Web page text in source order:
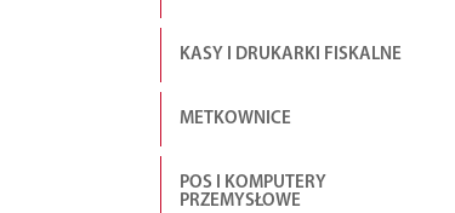
KASY I DRUKARKI FISKALNE
METKOWNICE
POS I KOMPUTERY
PRZEMYSŁOWE